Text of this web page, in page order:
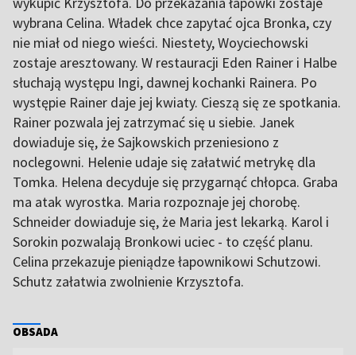
wybrana Celina. Władek chce zapytać ojca Bronka, czy
nie miał od niego wieści. Niestety, Woyciechowski
zostaje aresztowany. W restauracji Eden Rainer i Halbe
słuchają występu Ingi, dawnej kochanki Rainera. Po
występie Rainer daje jej kwiaty. Cieszą się ze spotkania.
Rainer pozwala jej zatrzymać się u siebie. Janek
dowiaduje się, że Sajkowskich przeniesiono z
noclegowni. Helenie udaje się załatwić metrykę dla
Tomka. Helena decyduje się przygarnąć chłopca. Graba
ma atak wyrostka. Maria rozpoznaje jej chorobę.
Schneider dowiaduje się, że Maria jest lekarką. Karol i
Sorokin pozwalają Bronkowi uciec - to część planu.
Celina przekazuje pieniądze łapownikowi Schutzowi.
Schutz załatwia zwolnienie Krzysztofa.
OBSADA